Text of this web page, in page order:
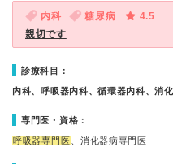
内科 糖尿病
4.5
親切です
診療科目：
内科、呼吸器内科、循環器内科、消
専門医・資格：
呼吸器専門医 、消化器病専門医